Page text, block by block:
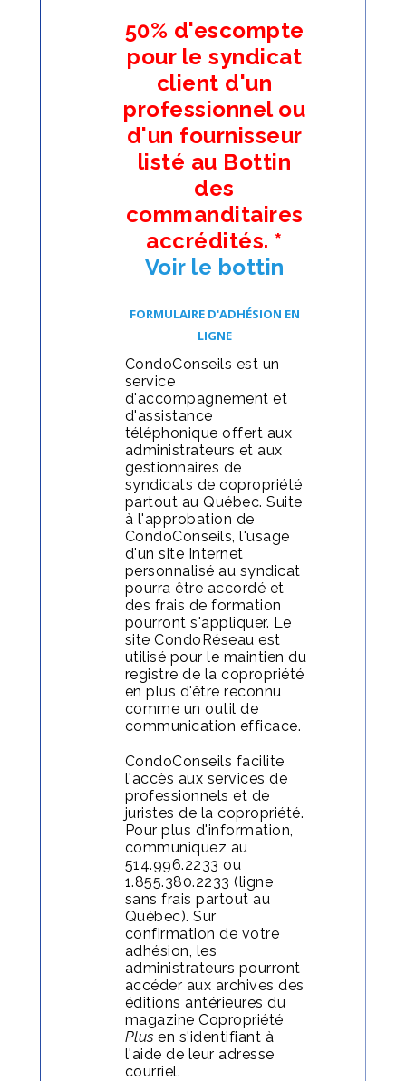
50% d'escompte
pour le syndicat
client d'un
professionnel ou
d'un fournisseur
listé au Bottin
des
commanditaires
accrédités. *
Voir le bottin
FORMULAIRE D'ADHÉSION EN
LIGNE
CondoConseils est un
service
d'accompagnement et
d'assistance
téléphonique offert aux
administrateurs et aux
gestionnaires de
syndicats de copropriété
partout au Québec. Suite
à l'approbation de
CondoConseils, l'usage
d'un site Internet
personnalisé au syndicat
pourra être accordé et
des frais de formation
pourront s'appliquer. Le
site CondoRéseau est
utilisé pour le maintien du
registre de la copropriété
en plus d'être reconnu
comme un outil de
communication efficace.
CondoConseils facilite
l'accès aux services de
professionnels et de
juristes de la copropriété.
Pour plus d'information,
communiquez au
514.996.2233 ou
1.855.380.2233 (ligne
sans frais partout au
Québec).Sur
confirmation de votre
adhésion, les
administrateurs pourront
accéder aux archives des
éditions antérieures du
magazine Copropriété
Plus en s'identifiant à
l'aide de leur adresse
courriel.